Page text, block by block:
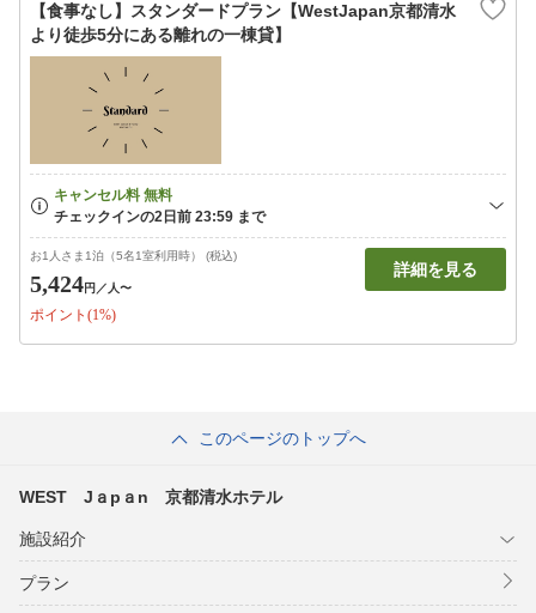
【食事なし】スタンダードプラン【WestJapan京都清水
より徒歩5分にある離れの一棟貸】
お1人さま1泊（5名1室利用時） (税込)
5,424円 ／人〜
ポイント(1%)
詳細を見る
このページのトップへ
WEST Jａpａn 京都清水ホテル
施設紹介
プラン